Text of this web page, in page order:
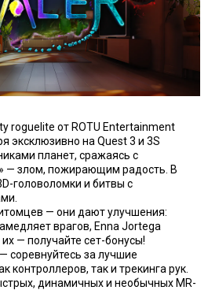
roguelite от ROTU Entertainment
эксклюзивно на Quest 3 и 3S
планет, сражаясь с
— злом, пожирающим радость. В
головоломки и битвы с
— они дают улучшения:
врагов, Enna Jortega
— получайте сет-бонусы!
соревнуйтесь за лучшие
контроллеров, так и трекинга рук.
динамичных и необычных MR-